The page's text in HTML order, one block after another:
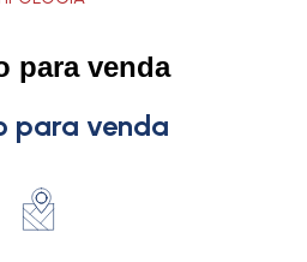
para venda
para venda